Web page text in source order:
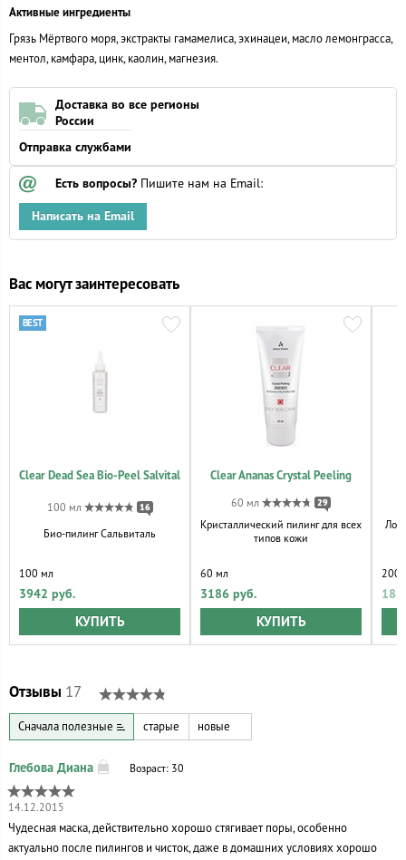
Активные ингредиенты
Грязь Мёртвого моря, экстракты гамамелиса, эхинацеи, масло лемонграсса,
ментол, камфара, цинк, каолин, магнезия.
Доставка во все регионы
России
Отправка службами
Есть вопросы? Пишите нам на Email:
Написать на Email
Вас могут заинтересовать
Clear Dead Sea Bio-Peel Salvital
100 мл 16
Био-пилинг Сальвиталь
100 мл
3942 руб.
КУПИТЬ
Clear Ananas Crystal Peeling
60 мл 29
Кристаллический пилинг для всех
типов кожи
60 мл
3186 руб.
КУПИТЬ
200
Отзывы 17
Сначала полезные старые новые
Возраст: 30
14.12.2015
Чудесная маска, действительно хорошо стягивает поры, особенно
актуально после пилингов и чисток, даже в домашних условиях хорошо